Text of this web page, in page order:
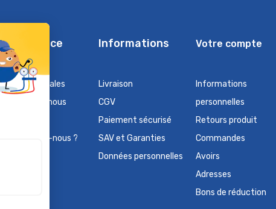
Climservice
Mentions légales
Contactez-nous
Qui sommes-nous ?
Informations
Livraison
CGV
Paiement sécurisé
SAV et Garanties
Données personnelles
Votre compte
Informations
personnelles
Retours produit
Commandes
Avoirs
Adresses
Bons de réduction